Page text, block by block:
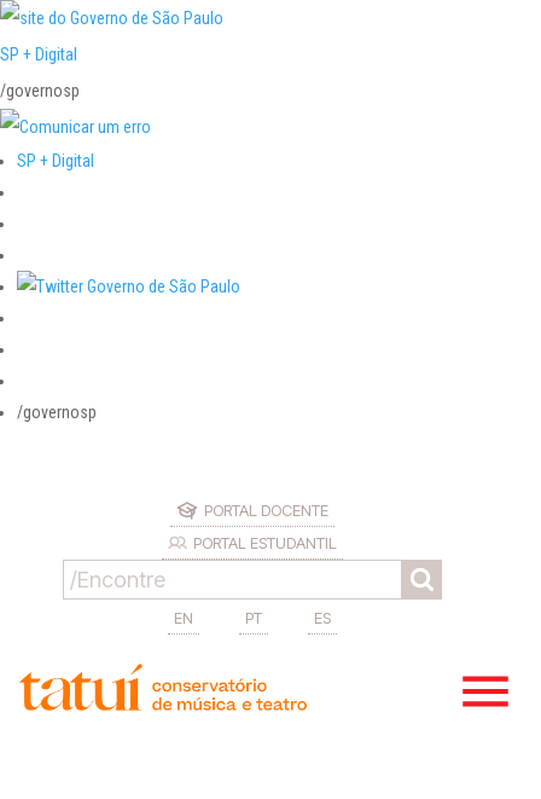
SP + Digital
/governosp
SP + Digital
/governosp
PORTAL DOCENTE
PORTAL ESTUDANTIL
EN PT ES